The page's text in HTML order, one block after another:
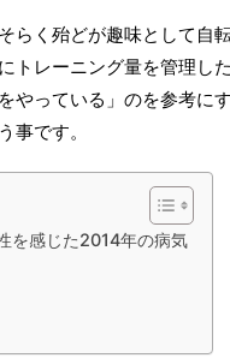
らく殆どが趣味として自
トレーニング量を管理し
やっている」のを参考に
事です。
を感じた2014年の病気